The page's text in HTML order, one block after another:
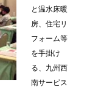
と温水床暖
房、住宅リ
フォーム等
を手掛け
る、九州西
南サービス